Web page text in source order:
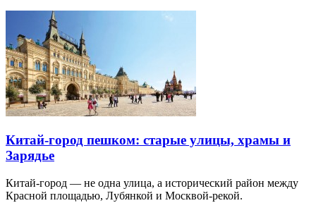
Китай-город пешком: старые улицы, храмы и
Зарядье
Китай-город — не одна улица, а исторический район между
Красной площадью, Лубянкой и Москвой-рекой.